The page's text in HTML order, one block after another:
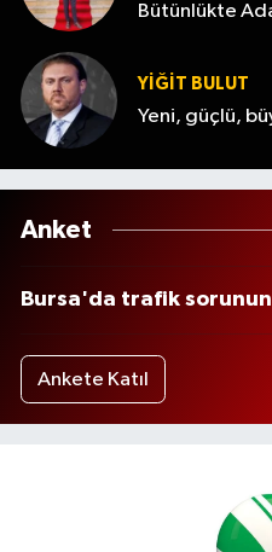
Bütünlükte
YİĞİT BULUT
Yeni, güçlü,
Anket
Bursa'da trafik
Ankete Katıl